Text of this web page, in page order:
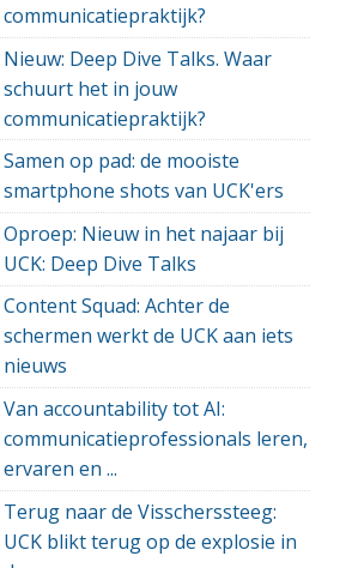
communicatiepraktijk?
Nieuw: Deep Dive Talks. Waar
schuurt het in jouw
communicatiepraktijk?
Samen op pad: de mooiste
smartphone shots van UCK'ers
Oproep: Nieuw in het najaar bij
UCK: Deep Dive Talks
Content Squad: Achter de
schermen werkt de UCK aan iets
nieuws
Van accountability tot AI:
communicatieprofessionals leren,
ervaren en ...
Terug naar de Visscherssteeg:
UCK blikt terug op de explosie in